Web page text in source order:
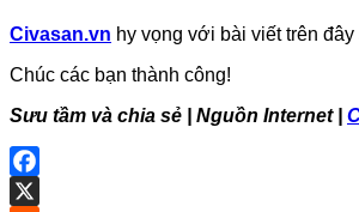
Civasan.vn hy vọng với bài viết trên
Chúc các bạn thành công!
Sưu tầm và chia sẻ | Nguồn Internet |